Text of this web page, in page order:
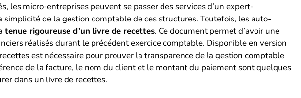
les micro-entreprises peuvent se passer des services d’un expert-
simplicité de la gestion comptable de ces structures. Toutefois, les auto-
tenue rigoureuse d’un livre de recettes. Ce document permet d’avoir une
réalisés durant le précédent exercice comptable. Disponible en version
est nécessaire pour prouver la transparence de la gestion comptable
de la facture, le nom du client et le montant du paiement sont quelques
dans un livre de recettes.